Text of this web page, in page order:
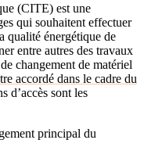
(CITE) est une
qui souhaitent effectuer
qualité énergétique de
entre autres des travaux
changement de matériel
accordé dans le cadre du
d’accès sont les
principal du